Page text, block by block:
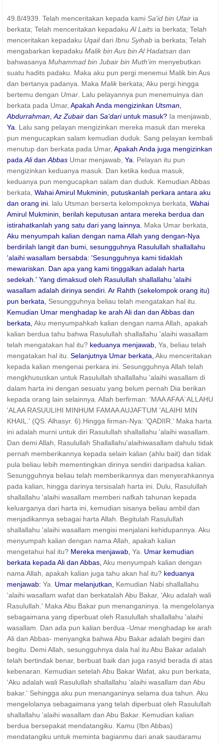
49.8/4939. Telah menceritakan kepada kami Sa'id bin Ufair ia
berkata; Telah menceritakan kepadaku Al Laits ia berkata; Telah
menceritakan kepadaku Uqaildari Ibnu Syihab ia berkata; Telah
mengabarkan kepadaku Malik bin Aus bin Al Hadatsan dan
bahwasanya Muhammad bin Jubair bin Muth'im menyebutkan
suatu hadits padaku. Maka aku pun pergi menemui Malik bin Aus
dan bertanya padanya. Maka Malik berkata; Aku pergi hingga
bertemu dengan Umar . Lalu pelayannya pun menemuinya dan
berkata pada Umar, Apakah Anda mengizinkan Utsman
Abdurrahman Az Zubair dan Sa'dariuntuk masuk? Ia menjawab,
Ya.
Lalu sang pelayan mengizinkan mereka masuk dan mereka
pun mengucapkan salam kemudian duduk. Sang pelayan kembali
menutup dan berkata pada Umar, Apakah Anda juga mengizinkan
pada Alidan Abbas Umar menjawab, Ya.
Pelayan itu pun
mengizinkan keduanya masuk. Dan ketika kedua masuk,
keduanya pun mengucapkan salam dan duduk. Kemudian Abbas
berkata, Wahai Amirul Mukminin, putuskanlah perkara antara aku
dan orang ini. lalu Utsman berserta kelompoknya berkata, Wahai
Amirul Mukminin, berilah keputusan antara mereka berdua dan
istirahatkanlah yang satu dari yang lainnya.
Maka Umar berkata,
Aku menyumpah kalian dengan nama Allah yang dengan-Nya
berdirilah langit dan bumi, sesungguhnya Rasulullah shallallahu
'alaihi wasallam bersabda: 'Sesungguhnya kami tidaklah
mewariskan. Dan apa yang kami tinggalkan adalah harta
sedekah.' Yang dimaksud oleh Rasulullah shallallahu 'alaihi
wasallam adalah dirinya sendiri. Ar Rahth (sekelompok orang itu)
pun berkata, Sesungguhnya beliau telah mengatakan hal itu.
Kemudian Umar menghadap ke arah Ali dan dan Abbas dan
berkata, Aku menyumpahkah kalian dengan nama Allah, apakah
kalian berdua tahu bahwa Rasulullah shallallahu 'alaihi wasallam
telah mengatakan hal itu? keduanya menjawab, Ya, beliau telah
mengatakan hal itu. Selanjutnya Umar berkata, Aku menceritakan
kepada kalian mengenai perkara ini. Sesungguhnya Allah telah
mengkhususkan untuk Rasulullah shallallahu 'alaihi wasallam di
dalam harta ini dengan sesuatu yang belum pernah Dia berikan
kepada orang lain selainnya. Allah berfirman: 'MAA AFAA`ALLAHU
'ALAA RASUULIHI MINHUM FAMAA AUJAFTUM 'ALAIHI MIN
KHAIL.' (QS. Alhasyr. 6).Hingga firman-Nya: 'QADIIR.' Maka harta
ini adalah murni untuk diri Rasulullah shallallahu 'alaihi wasallam.
Dan demi Allah, Rasulullah Shallallahu'alaihiwasallam dahulu tidak
pernah memberikannya kepada selain kalian (ahlu bait) dan tidak
pula beliau lebih mementingkan dirinya sendiri daripadsa kalian.
Sesungguhnya beliau telah memberikannya dan menyerahkannya
pada kalian, hingga darinya tersisalah harta ini. Dulu, Rasulullah
shallallahu 'alaihi wasallam memberi nafkah tahunan kepada
keluarganya dari harta ini, kemudian sisanya beliau ambil dan
menjadikannya sebagai harta Allah. Begitulah Rasulullah
shallallahu 'alaihi wasallam mengisi menjalani kehidupannya. Aku
menyumpah kalian dengan nama Allah, apakah kalian
mengetahui hal itu? Mereka menjawab, Ya.
Umar kemudian
berkata kepada Ali dan Abbas, Aku menyumpah kalian dengan
nama Allah, apakah kalian juga tahu akan hal itu? keduanya
menjawab: Ya. Umar melanjutkan, Kemudian Nabi shallallahu
'alaihi wasallam wafat dan berkatalah Abu Bakar, 'Aku adalah wali
Rasulullah.' Maka Abu Bakar pun menanganinya. Ia mengelolanya
sebagaimana yang diperbuat oleh Rasulullah shallallahu 'alaihi
wasallam. Dan ada pun kalian berdua -Umar menghadap ke arah
Ali dan Abbas- menyangka bahwa Abu Bakar adalah begini dan
begitu. Demi Allah, sesungguhnya dala hal itu Abu Bakar adalah
telah bertindak benar, berbuat baik dan juga rasyid berada di atas
kebenaran. Kemudian setelah Abu Bakar Wafat, aku pun berkata,
'Aku adalah wali Rasulullah shallallahu 'alaihi wasallam dan Abu
bakar.' Sehingga aku pun menanganinya selama dua tahun. Aku
mengelolanya sebagaimana yang telah diperbuat oleh Rasulullah
shallallahu 'alaihi wasallam dan Abu Bakar. Kemudian kalian
berdua bersepakat mendatangiku. Kamu (Ibn Abbas)
mendatangiku untuk meminta bagianmu dari anak saudaramu